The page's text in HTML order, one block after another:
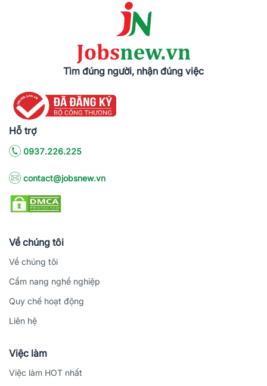
Tìm đúng người, nhận đúng việc
Hỗ trợ
0937.226.225
contact@jobsnew.vn
Về chúng tôi
Về chúng tôi
Cẩm nang nghề nghiệp
Quy chế hoạt động
Liên hệ
Việc làm
Việc làm HOT nhất